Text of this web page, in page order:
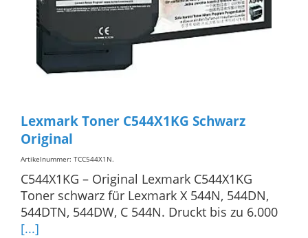
Lexmark Toner C544X1KG Schwarz
Original
Artikelnummer: TCC544X1N.
C544X1KG – Original Lexmark C544X1KG
Toner schwarz für Lexmark X 544N, 544DN,
544DTN, 544DW, C 544N. Druckt bis zu 6.000
[...]